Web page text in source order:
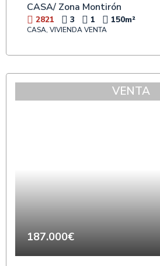
CASA/ Zona Montirón
2821 3 1 150m²
CASA, VIVIENDA VENTA
VENTA
187.000€